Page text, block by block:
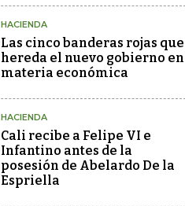
HACIENDA
Las cinco banderas rojas que
hereda el nuevo gobierno en
materia económica
HACIENDA
Cali recibe a Felipe VI e
Infantino antes de la
posesión de Abelardo De la
Espriella